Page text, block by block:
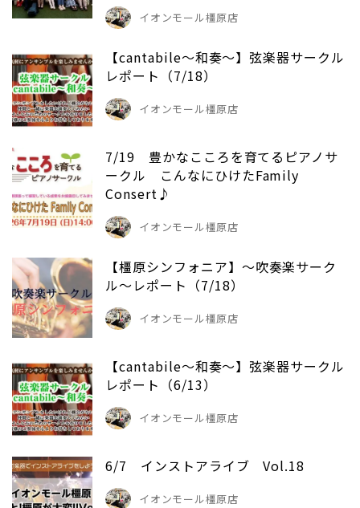
イオンモール橿原店
【cantabile～和奏～】弦楽器サークル
レポート（7/18）
イオンモール橿原店
7/19 豊かなこころを育てるピアノサ
ークル こんなにひけたFamily
Consert♪
イオンモール橿原店
【橿原シンフォニア】～吹奏楽サーク
ル～レポート（7/18）
イオンモール橿原店
【cantabile～和奏～】弦楽器サークル
レポート（6/13）
イオンモール橿原店
6/7 インストアライブ Vol.18
イオンモール橿原店